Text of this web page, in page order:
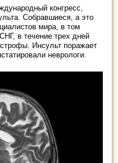
конгресс,
Собравшиеся, а это
мира, в том
в течение трех дней
Инсульт поражает
неврологи.